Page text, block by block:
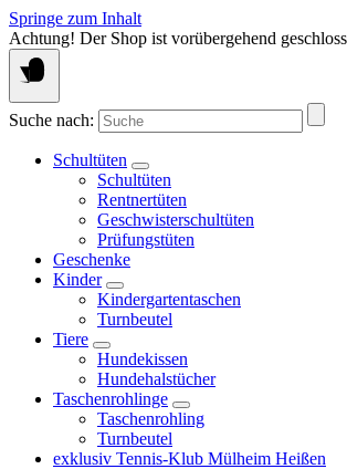
Springe zum Inhalt
Achtung! Der Shop ist vorübergehend
Suche nach:
Schultüten
Schultüten
Rentnertüten
Geschwisterschultüten
Prüfungstüten
Geschenke
Kinder
Kindergartentaschen
Turnbeutel
Tiere
Hundekissen
Hundehalstücher
Taschenrohlinge
Taschenrohling
Turnbeutel
exklusiv Tennis-Klub Mülheim Heißen